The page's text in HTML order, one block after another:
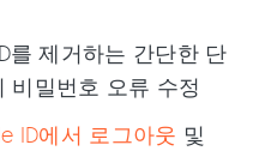
를 제거하는 간단한 단
비밀번호 오류 수정
ID에서 로그아웃 및